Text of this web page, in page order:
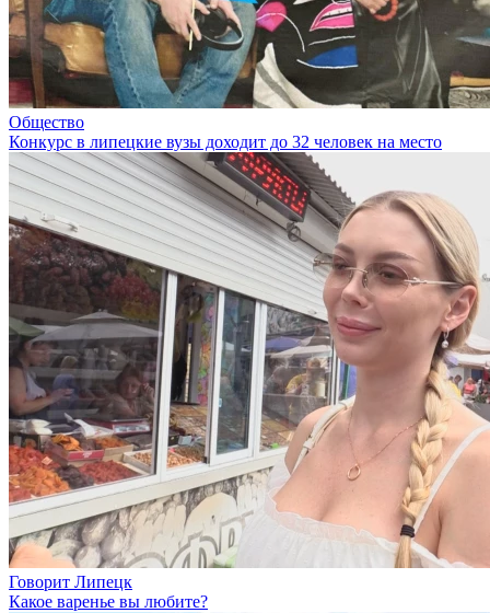
Общество
Конкурс в липецкие вузы доходит до 32 человек на место
Говорит Липецк
Какое варенье вы любите?